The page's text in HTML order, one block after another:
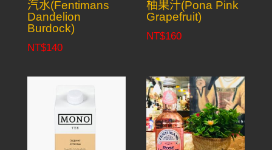
汽水(Fentimans
Dandelion
Burdock)
NT$140
柚果汁(Pona Pink
Grapefruit)
NT$160